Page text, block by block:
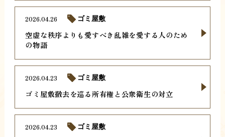
空虚な秩序よりも愛すべき乱雑を愛する人のため
の物語
2026.04.26 ゴミ屋敷
ゴミ屋敷撤去を巡る所有権と公衆衛生の対立
2026.04.23 ゴミ屋敷
2026.04.23 ゴミ屋敷